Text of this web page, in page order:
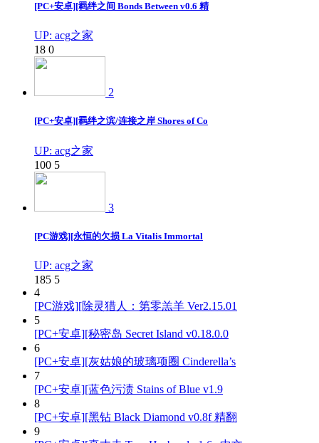
[PC+安卓][羁绊之间 Bonds Between v0.6 精
UP: acg之家
18 0
2
[PC+安卓][羁绊之滨/连接之岸 Shores of Co
UP: acg之家
100 5
3
[PC游戏][永恒的欠损 La Vitalis Immortal
UP: acg之家
185 5
4
[PC游戏][除灵猎人：第零羔羊 Ver2.15.01
5
[PC+安卓][秘密岛 Secret Island v0.18.0.0
6
[PC+安卓][灰姑娘的玻璃项圈 Cinderella’s
7
[PC+安卓][蓝色污渍 Stains of Blue v1.9
8
[PC+安卓][黑钻 Black Diamond v0.8f 精翻
9